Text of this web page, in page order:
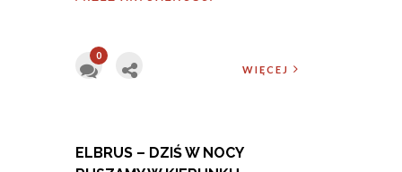
0
WIĘCEJ
ELBRUS – DZIŚ W NOCY